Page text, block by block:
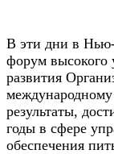
В эти дни в
форум высокого
развития
результаты,
годы в сфере
обеспечения